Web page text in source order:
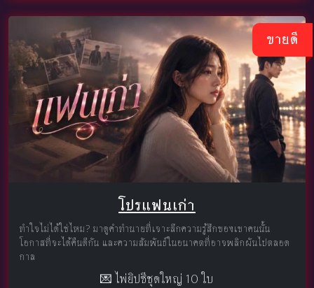
ขายดี
โปรแฟนเก่า
ทำใจไม่ได้ใช่ไหม? มาดูคำทำนายที่เจาะลึกความรู้สึกของเขาคนนั้น
โอกาสที่จะได้คืนดีกัน และความสัมพันธ์ในอนาคตที่อาจพลิกผันไปตลอด
กาล
💌 ไพ่ยิปซีชุดใหญ่ 10 ใบ